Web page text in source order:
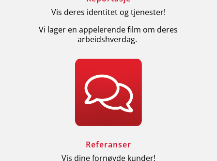
Vis deres identitet og tjenester!
Vi lager en appelerende film om deres
arbeidshverdag.
Referanser
Vis dine fornøyde kunder!